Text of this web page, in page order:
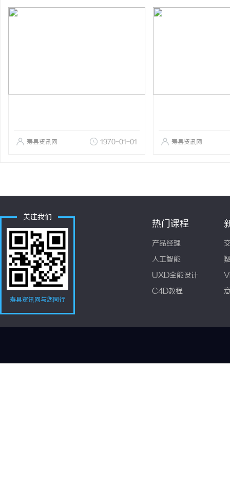
寿县资讯网 1970-01-01 寿县资讯网
关注我们
寿县资讯网与您同行
热门课程
产品经理
人工智能
UXD全能设计
C4D教程